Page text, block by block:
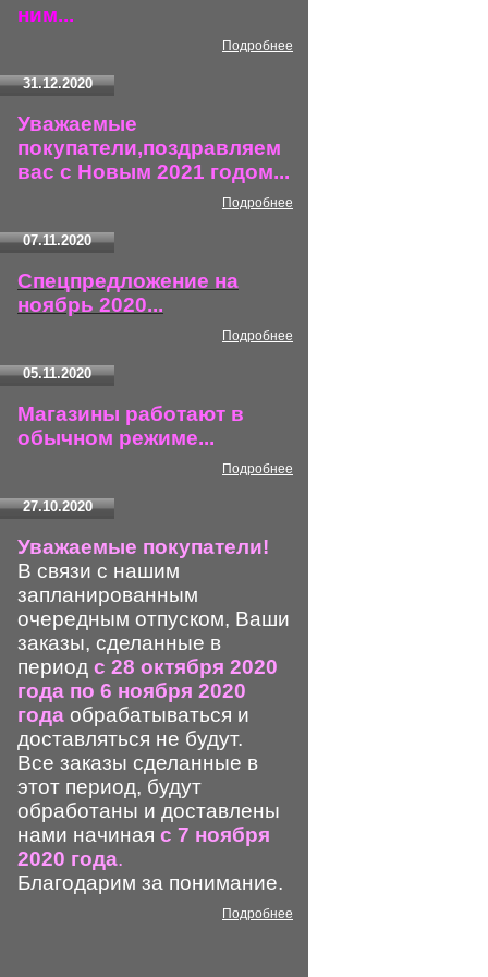
ним...
Подробнее
31.12.2020
Уважаемые
покупатели,поздравляем
вас с Новым 2021 годом...
Подробнее
07.11.2020
Спецпредложение на
ноябрь 2020...
Подробнее
05.11.2020
Магазины работают в
обычном режиме...
Подробнее
27.10.2020
Уважаемые покупатели!
В связи с нашим
запланированным
очередным отпуском, Ваши
заказы, сделанные в
период с 28 октября 2020
года по 6 ноября 2020
года обрабатываться и
доставляться не будут.
Все заказы сделанные в
этот период, будут
обработаны и доставлены
нами начиная с 7 ноября
2020 года.
Благодарим за понимание.
Подробнее